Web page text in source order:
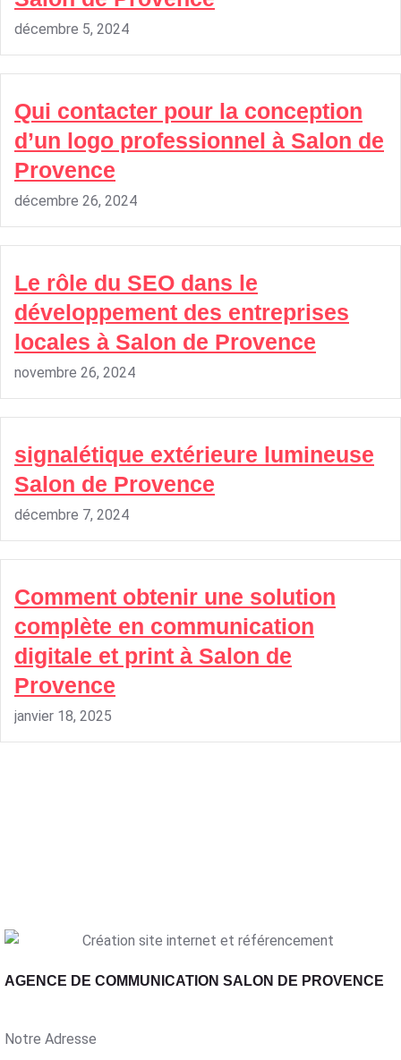
décembre 5, 2024
Qui contacter pour la conception
d’un logo professionnel à Salon de
Provence
décembre 26, 2024
Le rôle du SEO dans le
développement des entreprises
locales à Salon de Provence
novembre 26, 2024
signalétique extérieure lumineuse
Salon de Provence
décembre 7, 2024
Comment obtenir une solution
complète en communication
digitale et print à Salon de
Provence
janvier 18, 2025
AGENCE DE COMMUNICATION SALON DE PROVENCE
Notre Adresse